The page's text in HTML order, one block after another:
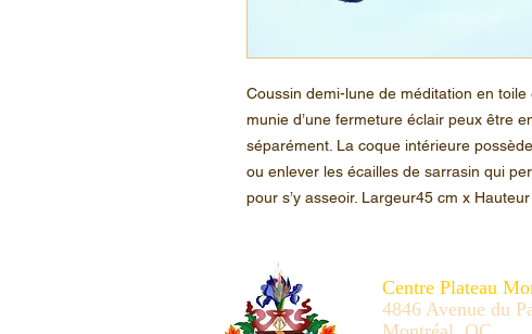
Coussin demi-lune de méditation en toile
munie d’une fermeture éclair peux être
séparément. La coque intérieure
ou enlever les écailles de sarrasin qui
pour s’y asseoir. Largeur45 cm x
Centre Plateau
4846 Avenue du